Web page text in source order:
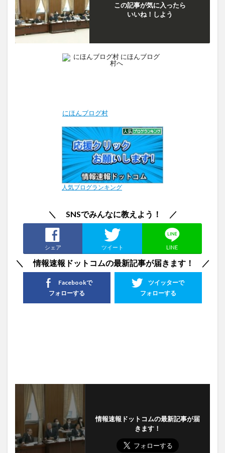
この記事が気に入ったら
いいね！しよう
にほんブログ村
人気ブログランキング
＼ SNSでみんなに教えよう！ ／
シェア ツイート LINE
＼ 情報速報ドットコムの最新記事が届きます！ ／
ツイッターで
フォローする
Facebookで
フォローする
情報速報ドットコムの最新記事が届
きます！